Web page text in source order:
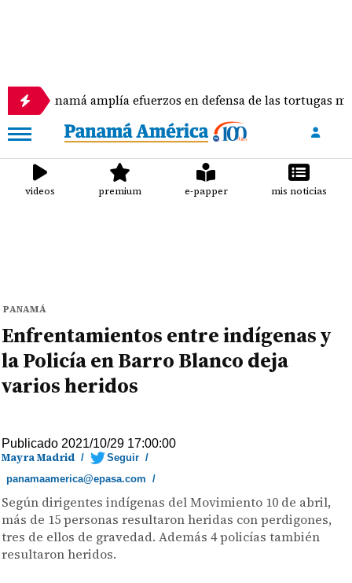
amplía efuerzos en defensa de las tortugas marinas
videos premium e-papper mis noticias
PANAMÁ
Enfrentamientos entre indígenas y
la Policía en Barro Blanco deja
varios heridos
Publicado 2021/10/29 17:00:00
Mayra Madrid / Seguir /
panamaamerica@epasa.com /
Según dirigentes indígenas del Movimiento 10 de abril,
más de 15 personas resultaron heridas con perdigones,
tres de ellos de gravedad. Además 4 policías también
resultaron heridos.